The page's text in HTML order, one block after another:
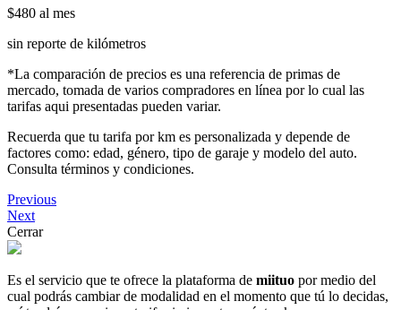
$480 al mes
sin reporte de kilómetros
*La comparación de precios es una referencia de primas de
mercado, tomada de varios compradores en línea por lo cual las
tarifas aqui presentadas pueden variar.
Recuerda que tu tarifa por km es personalizada y depende de
factores como: edad, género, tipo de garaje y modelo del auto.
Consulta términos y condiciones.
Previous
Next
Cerrar
Es el servicio que te ofrece la plataforma de miituo por medio del
cual podrás cambiar de modalidad en el momento que tú lo decidas,